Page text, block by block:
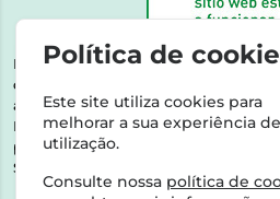
Esta farmácia encontra-se
dispensa de medicamentos e
através da internet. Medicamentos |
MSRM, MNSRM, MSRMV ou
podem ser entregues nos seguintes
Sesimbra, Oeiras e Lisboa.
Política de
Este site utiliza cookies para
melhorar a sua experiência de
utilização.
Consulte nossa política de